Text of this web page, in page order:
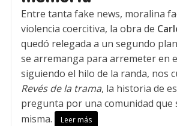
Entre tanta fake news, moralina
violencia coercitiva, la obra de
quedó relegada a un segundo
se arremanga para arremeter en
siguiendo el hilo de la randa, nos
Revés de la trama, la historia de
pregunta por una comunidad que
misma.
Leer más